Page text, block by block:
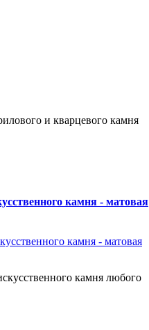
и кварцевого камня
камня - матовая
камня любого